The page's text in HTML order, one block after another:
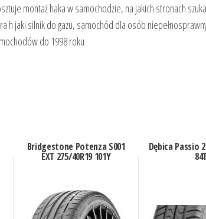
montaż haka w samochodzie, na jakich stronach
jaki silnik do gazu, samochód dla osób
do 1998 roku
Bridgestone Potenza S001
EXT 275/40R19 101Y
Dębica Passio
84T